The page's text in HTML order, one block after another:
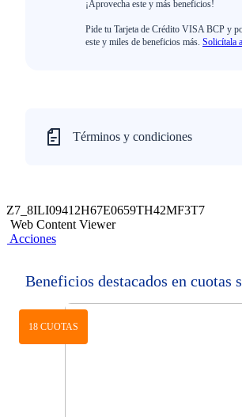
¡Aprovecha este y más beneficios!
Pide tu Tarjeta de Crédito VISA BCP y
este y miles de beneficios más. Solicítala
Términos y condiciones
Z7_8ILI09412H67E0659TH42MF3T7
Web Content Viewer
Acciones
Beneficios destacados en cuotas
18 CUOTAS